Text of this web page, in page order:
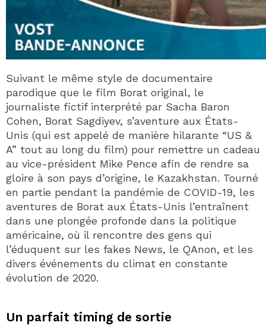
Suivant le même style de documentaire
parodique que le film Borat original, le
journaliste fictif interprété par Sacha Baron
Cohen, Borat Sagdiyev, s’aventure aux États-
Unis (qui est appelé de manière hilarante “US &
A” tout au long du film) pour remettre un cadeau
au vice-président Mike Pence afin de rendre sa
gloire à son pays d’origine, le Kazakhstan. Tourné
en partie pendant la pandémie de COVID-19, les
aventures de Borat aux États-Unis l’entraînent
dans une plongée profonde dans la politique
américaine, où il rencontre des gens qui
l’éduquent sur les fakes News, le QAnon, et les
divers événements du climat en constante
évolution de 2020.
Un parfait timing de sortie